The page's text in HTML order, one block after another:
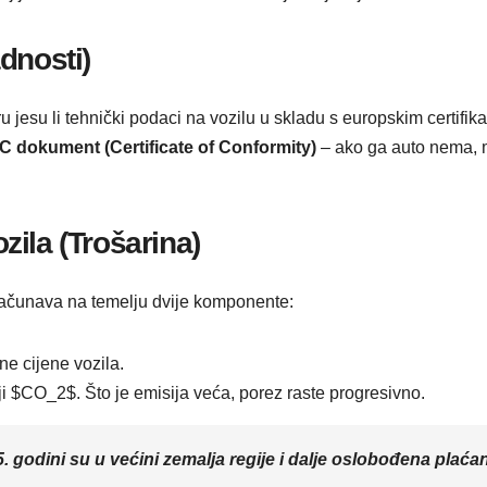
jesu li tehnički podaci na vozilu u skladu s europskim
dokument (Certificate of Conformity) – ako ga auto nema,
(Trošarina)
na temelju dvije komponente:
cijene vozila.
$CO_2$. Što je emisija veća, porez raste progresivno.
godini su u većini zemalja regije i dalje oslobođena